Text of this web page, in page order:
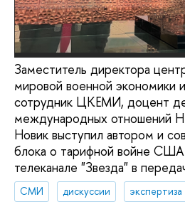
Заместитель директора
мировой военной экономики
сотрудник ЦКЕМИ, доцент
международных отношений
Новик выступил автором и
блока о тарифной войне
телеканале "Звезда" в
СМИ дискуссии экспертиза